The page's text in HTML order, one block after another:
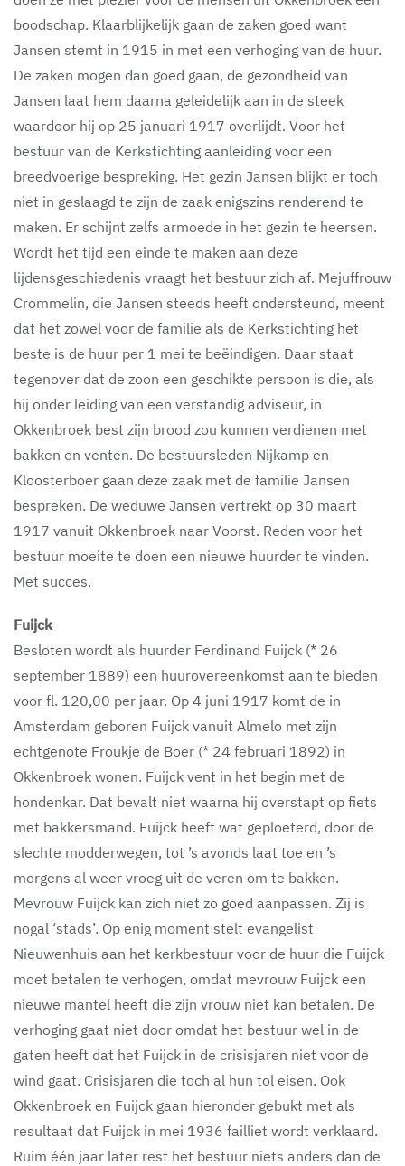
boodschap. Klaarblijkelijk gaan de zaken goed want
Jansen stemt in 1915 in met een verhoging van de huur.
De zaken mogen dan goed gaan, de gezondheid van
Jansen laat hem daarna geleidelijk aan in de steek
waardoor hij op 25 januari 1917 overlijdt. Voor het
bestuur van de Kerkstichting aanleiding voor een
breedvoerige bespreking. Het gezin Jansen blijkt er toch
niet in geslaagd te zijn de zaak enigszins renderend te
maken. Er schijnt zelfs armoede in het gezin te heersen.
Wordt het tijd een einde te maken aan deze
lijdensgeschiedenis vraagt het bestuur zich af. Mejuffrouw
Crommelin, die Jansen steeds heeft ondersteund, meent
dat het zowel voor de familie als de Kerkstichting het
beste is de huur per 1 mei te beëindigen. Daar staat
tegenover dat de zoon een geschikte persoon is die, als
hij onder leiding van een verstandig adviseur, in
Okkenbroek best zijn brood zou kunnen verdienen met
bakken en venten. De bestuursleden Nijkamp en
Kloosterboer gaan deze zaak met de familie Jansen
bespreken. De weduwe Jansen vertrekt op 30 maart
1917 vanuit Okkenbroek naar Voorst. Reden voor het
bestuur moeite te doen een nieuwe huurder te vinden.
Met succes.
Fuijck
Besloten wordt als huurder Ferdinand Fuijck (* 26
september 1889) een huurovereenkomst aan te bieden
voor fl. 120,00 per jaar. Op 4 juni 1917 komt de in
Amsterdam geboren Fuijck vanuit Almelo met zijn
echtgenote Froukje de Boer (* 24 februari 1892) in
Okkenbroek wonen. Fuijck vent in het begin met de
hondenkar. Dat bevalt niet waarna hij overstapt op fiets
met bakkersmand. Fuijck heeft wat geploeterd, door de
slechte modderwegen, tot ’s avonds laat toe en ’s
morgens al weer vroeg uit de veren om te bakken.
Mevrouw Fuijck kan zich niet zo goed aanpassen. Zij is
nogal ‘stads’. Op enig moment stelt evangelist
Nieuwenhuis aan het kerkbestuur voor de huur die Fuijck
moet betalen te verhogen, omdat mevrouw Fuijck een
nieuwe mantel heeft die zijn vrouw niet kan betalen. De
verhoging gaat niet door omdat het bestuur wel in de
gaten heeft dat het Fuijck in de crisisjaren niet voor de
wind gaat. Crisisjaren die toch al hun tol eisen. Ook
Okkenbroek en Fuijck gaan hieronder gebukt met als
resultaat dat Fuijck in mei 1936 failliet wordt verklaard.
Ruim één jaar later rest het bestuur niets anders dan de